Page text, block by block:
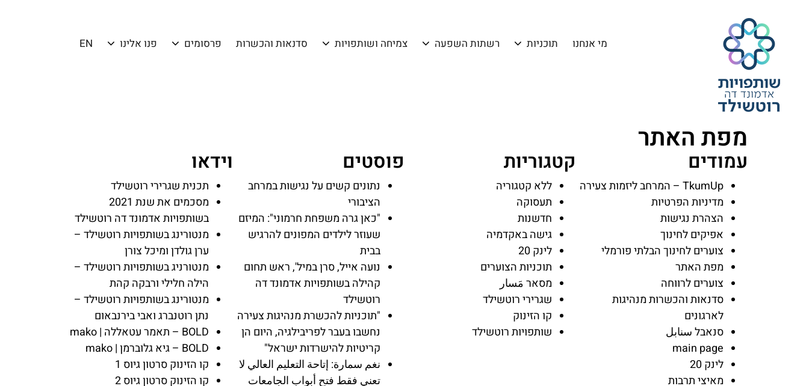
מי אנחנו תוכניות רשתות השפעה צמיחה ושותפויות סדנאות והכשרות פרסומים פנו אלינו EN
מפת האתר
עמודים
TkumUp – המרחב ליזמות צעירה
מדיניות הפרטיות
הצהרת נגישות
אפיקים לחינוך
צוערים לחינוך הבלתי פורמלי
מפת האתר
צוערים לרווחה
סדנאות והכשרות מנהיגות
לארגונים
סנאבל سنابل
main page
לינק 20
מאיצי תרבות
קטגוריות
ללא קטגוריה
תעסוקה
חדשנות
גישה באקדמיה
לינק 20
תוכניות הצוערים
מסאר مَسار
שגרירי רוטשילד
קו הזינוק
שותפויות רוטשילד
פוסטים
נתונים קשים על נגישות במרחב
הציבורי
"כאן גרה משפחת חרמוני": המיזם
שעוזר לילדים המפונים להרגיש
בבית
נועה אייל, סרן במיל', ראש תחום
קהילה בשותפויות אדמונד דה
רוטשילד
"תוכניות להכשרת מנהיגות צעירה
נחשבו בעבר לפריבילגיה, היום הן
קריטיות להישרדות ישראל"
نغم سمارة: إتاحة التعليم العالي لا
تعني فقط فتح أبواب الجامعات
וידאו
תכנית שגרירי רוטשילד
מסכמים את שנת 2021
בשותפויות אדמונד דה רוטשילד
מנטורינג בשותפויות רוטשילד –
ערן גולדן ומיכל צורן
מנטורניג בשותפויות רוטשילד –
הילה חלילי ורבקה קהת
מנטורינג בשותפויות רוטשילד –
נתן רוטנברג ואבי בירנבאום
BOLD – תאמר עטאללה | mako
BOLD – גיא גלוברמן | mako
קו הזינוק סרטון גיוס 1
קו הזינוק סרטון גיוס 2